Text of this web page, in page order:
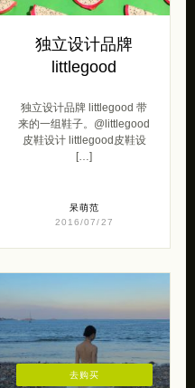
独立设计品牌
littlegood
独立设计品牌 littlegood 带
来的一组鞋子。@littlegood
皮鞋设计 littlegood皮鞋设
[…]
呆萌范
2016/07/27
去购买